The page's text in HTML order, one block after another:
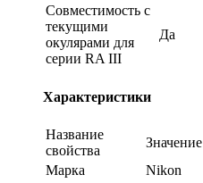
Совместимость с
текущими
окулярами для
серии RA III
Да
Характеристики
Название
свойства
Значение
Марка
Nikon